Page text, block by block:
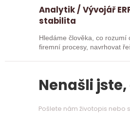
Analytik / Vývojář
stabilita
Hledáme člověka, co
firemní procesy, navrhovat
Nenašli
Pošlete nám životopis nebo